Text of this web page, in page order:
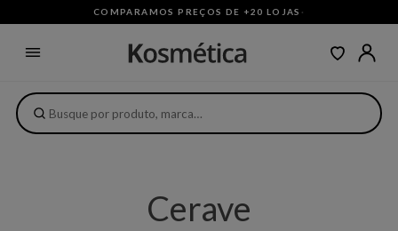
COMPARAMOS PREÇOS DE +20 LOJAS ·
Cerave